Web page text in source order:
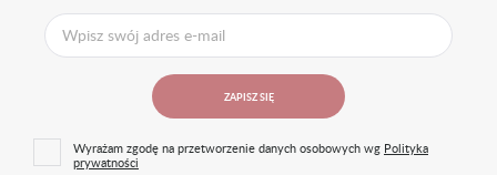
ZAPISZ SIĘ
Wyrażam zgodę na przetworzenie danych osobowych wg Polityka
prywatności